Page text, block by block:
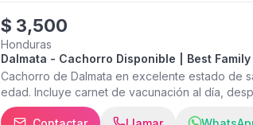
$ 3,500
Honduras
Dalmata - Cachorro Disponible | Best Family
Cachorro de Dalmata en excelente estado de
edad. Incluye carnet de vacunación al día,
veterinario. Criado en ambiente familiar con